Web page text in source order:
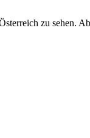
zu sehen.